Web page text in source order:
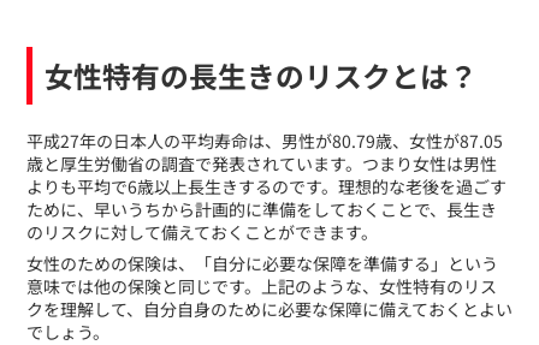
女性特有の長生きのリスクとは？
​平成27年の日本人の平均寿命は、男性が80.79歳、女性が87.05
歳と厚生労働省の調査で発表されています。つまり女性は男性
よりも平均で6歳以上長生きするのです。理想的な老後を過ごす
ために、早いうちから計画的に準備をしておくことで、長生き
のリスクに対して備えておくことができます。
女性のための保険は、「自分に必要な保障を準備する」という
意味では他の保険と同じです。上記のような、女性特有のリス
クを理解して、自分自身のために必要な保障に備えておくとよい
でしょう。